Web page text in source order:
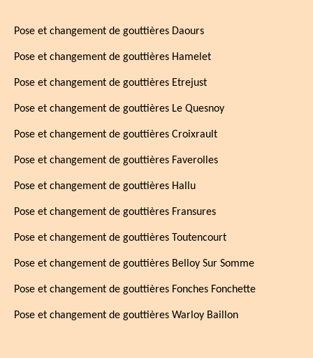
Pose et changement de gouttières Daours
Pose et changement de gouttières Hamelet
Pose et changement de gouttières Etrejust
Pose et changement de gouttières Le Quesnoy
Pose et changement de gouttières Croixrault
Pose et changement de gouttières Faverolles
Pose et changement de gouttières Hallu
Pose et changement de gouttières Fransures
Pose et changement de gouttières Toutencourt
Pose et changement de gouttières Belloy Sur Somme
Pose et changement de gouttières Fonches Fonchette
Pose et changement de gouttières Warloy Baillon